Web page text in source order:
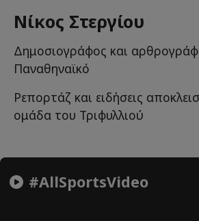
Νίκος Στεργίου
Δημοσιογράφος και
Παναθηναϊκό
Ρεπορτάζ και ειδήσεις
ομάδα του Τριφυλλιού
#AllSportsVideo